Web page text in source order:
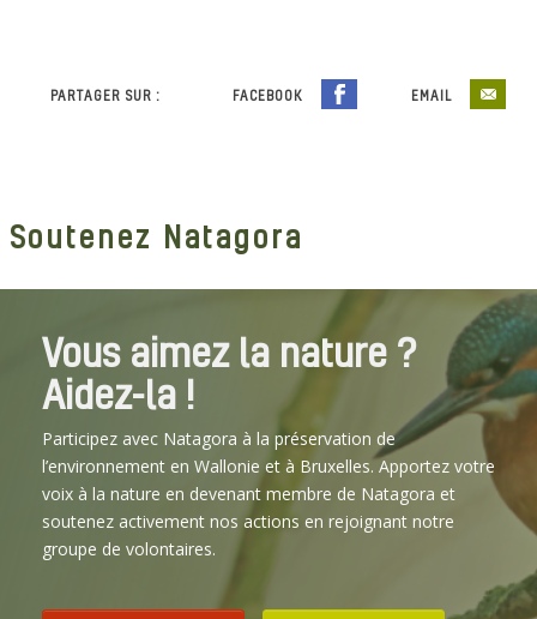
PARTAGER SUR : FACEBOOK EMAIL
Soutenez Natagora
Vous aimez la nature ?
Aidez-la !
Participez avec Natagora à la préservation de
l’environnement en Wallonie et à Bruxelles. Apportez votre
voix à la nature en devenant membre de Natagora et
soutenez activement nos actions en rejoignant notre
groupe de volontaires.